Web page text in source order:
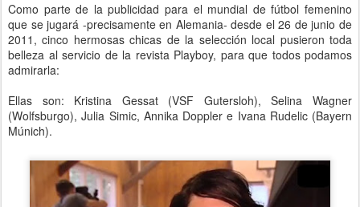
Como parte de la publicidad para el mundial de fútbol femenino
que se jugará -precisamente en Alemania- desde el 26 de junio de
2011, cinco hermosas chicas de la selección local pusieron toda
belleza al servicio de la revista Playboy, para que todos podamos
admirarla:
Ellas son: Kristina Gessat (VSF Gutersloh), Selina Wagner
(Wolfsburgo), Julia Simic, Annika Doppler e Ivana Rudelic (Bayern
Múnich).